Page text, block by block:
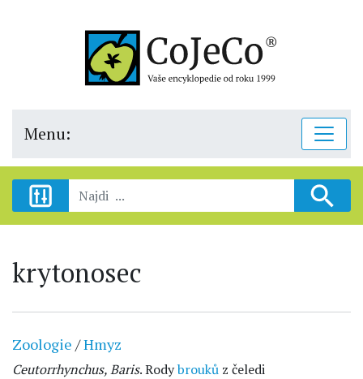
Menu:
krytonosec
Zoologie /Hmyz
Ceutorrhynchus, Baris. Rodybrouků z čeledi